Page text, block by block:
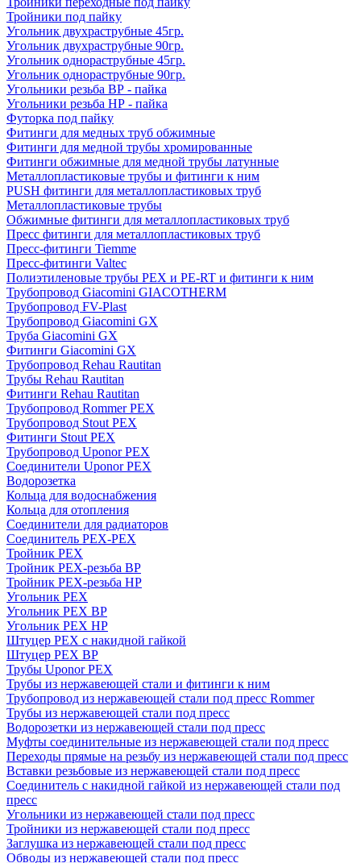
Тройники под пайку
Угольник двухраструбные 45гр.
Угольник двухраструбные 90гр.
Угольник однораструбные 45гр.
Угольник однораструбные 90гр.
Угольники резьба ВР - пайка
Угольники резьба НР - пайка
Футорка под пайку
Фитинги для медных труб обжимные
Фитинги для медной трубы хромированные
Фитинги обжимные для медной трубы латунные
Металлопластиковые трубы и фитинги к ним
PUSH фитинги для металлопластиковых труб
Металлопластиковые трубы
Обжимные фитинги для металлопластиковых труб
Пресс фитинги для металлопластиковых труб
Пресс-фитинги Tiemme
Пресс-фитинги Valtec
Полиэтиленовые трубы PEX и PE-RT и фитинги к ним
Трубопровод Giacomini GIACOTHERM
Трубопровод FV-Plast
Трубопровод Giacomini GX
Труба Giacomini GX
Фитинги Giacomini GX
Трубопровод Rehau Rautitan
Трубы Rehau Rautitan
Фитинги Rehau Rautitan
Трубопровод Rommer PEX
Трубопровод Stout PEX
Фитинги Stout PEX
Трубопровод Uponor PEX
Соединители Uponor PEX
Водорозетка
Кольца для водоснабжения
Кольца для отопления
Соединители для радиаторов
Соединитель PEX-PEX
Тройник PEX
Тройник PEX-резьба ВР
Тройник PEX-резьба НР
Угольник PEX
Угольник PEX ВР
Угольник PEX НР
Штуцер PEX c накидной гайкой
Штуцер PEX ВР
Трубы Uponor PEX
Трубы из нержавеющей стали и фитинги к ним
Трубопровод из нержавеющей стали под пресс Rommer
Трубы из нержавеющей стали под пресс
Водорозетки из нержавеющей стали под пресс
Муфты соединительные из нержавеющей стали под пресс
Переходы прямые на резьбу из нержавеющей стали под пресс
Вставки резьбовые из нержавеющей стали под пресс
Соединитель с накидной гайкой из нержавеющей стали под
пресс
Угольники из нержавеющей стали под пресс
Тройники из нержавеющей стали под пресс
Заглушка из нержавеющей стали под пресс
Обводы из нержавеющей стали под пресс